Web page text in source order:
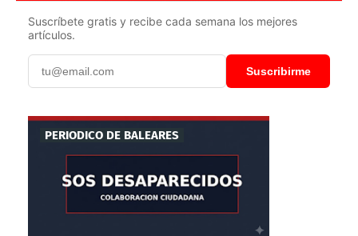
Suscríbete gratis y recibe cada semana los mejores
artículos.
Suscribirme
PERIODICO DE BALEARES